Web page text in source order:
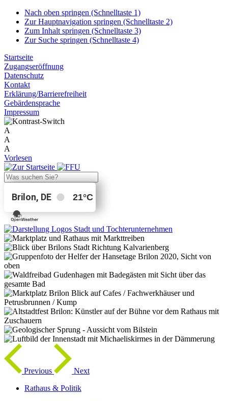
Nach oben springen (Schnelltaste 1)
Zur Hauptnavigation springen (Schnelltaste 2)
Zum Inhalt springen (Schnelltaste 3)
Zur Suche springen (Schnelltaste 4)
Startseite
Zugangseröffnung
Datenschutz
Kontakt
Erklärung/Barrierefreiheit
Gebärdensprache
Impressum
A
A
A
Vorlesen
Brilon, DE 21°C
Previous
Next
Rathaus & Politik